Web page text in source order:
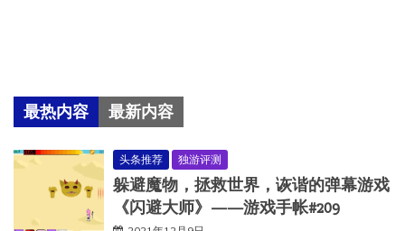
最热内容 最新内容
头条推荐 独游评测
躲避魔物，拯救世界，诙谐的弹幕游戏
《闪避大师》——游戏手帐#209